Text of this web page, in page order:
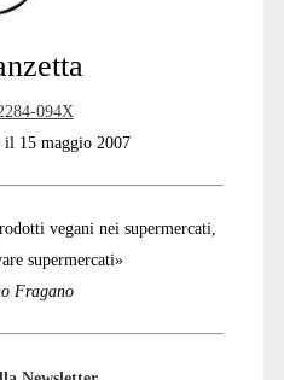
094X
il 15 maggio 2007
vegani nei supermercati,
supermercati»
Fragano